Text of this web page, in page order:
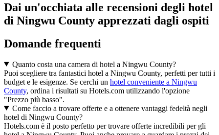
Dai un'occhiata alle recensioni degli hotel
di Ningwu County apprezzati dagli ospiti
Domande frequenti
Quanto costa una camera di hotel a Ningwu County?
Puoi scegliere tra fantastici hotel a Ningwu County, perfetti per tutti i
budget e le esigenze. Se cerchi un hotel conveniente a Ningwu
County, ordina i risultati su Hotels.com utilizzando l'opzione
"Prezzo più basso".
Come faccio a trovare offerte e a ottenere vantaggi fedeltà negli
hotel di Ningwu County?
Hotels.com è il posto perfetto per trovare offerte incredibili per gli